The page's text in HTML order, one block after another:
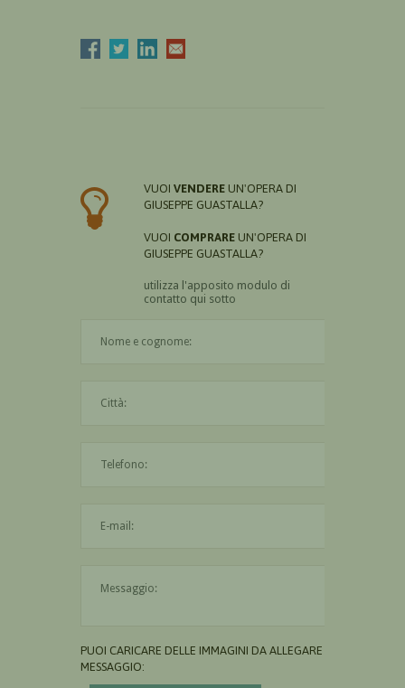
VUOI VENDERE UN'OPERA DI
GIUSEPPE GUASTALLA?
VUOI COMPRARE UN'OPERA DI
GIUSEPPE GUASTALLA?
utilizza l'apposito modulo di
contatto qui sotto
PUOI CARICARE DELLE IMMAGINI DA ALLEGARE AL
MESSAGGIO: